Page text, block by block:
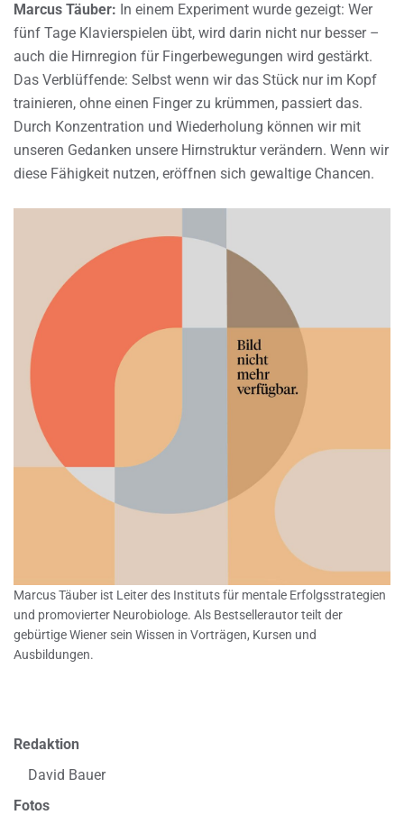
Marcus Täuber: In einem Experiment wurde gezeigt: Wer
fünf Tage Klavierspielen übt, wird darin nicht nur besser –
auch die Hirnregion für Fingerbewegungen wird gestärkt.
Das Verblüffende: Selbst wenn wir das Stück nur im Kopf
trainieren, ohne einen Finger zu krümmen, passiert das.
Durch Konzentration und Wiederholung können wir mit
unseren Gedanken unsere Hirnstruktur verändern. Wenn wir
diese Fähigkeit nutzen, eröffnen sich gewaltige Chancen.
Marcus Täuber ist Leiter des Instituts für mentale Erfolgsstrategien
und promovierter Neurobiologe. Als Bestsellerautor teilt der
gebürtige Wiener sein Wissen in Vorträgen, Kursen und
Ausbildungen.
Redaktion
David Bauer
Fotos